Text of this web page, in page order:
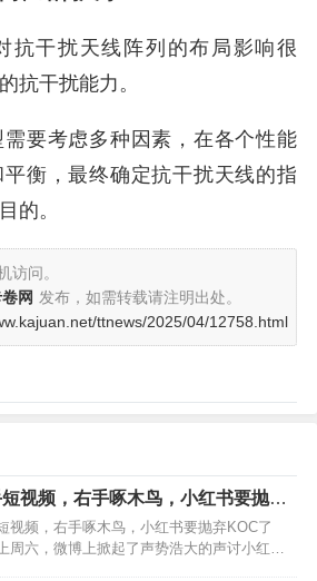
抗干扰天线阵列的布局影响很
抗干扰能力。
要考虑多种因素，在各个性能
衡，最终确定抗干扰天线的指
的。
访问。
网 发布，如需转载请注明出处。
ttnews/2025/04/12758.html
视频，右手啄木鸟，小红书要抛弃
了吗？
视频，右手啄木鸟，小红书要抛弃KOC了
周六，微博上掀起了声势浩大的声讨小红书